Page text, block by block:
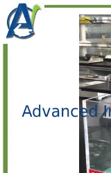
পণ্য
Advanced
Instruments
Co.,Limited.
All
Rights